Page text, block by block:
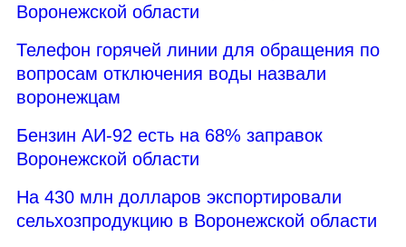
Воронежской области
Телефон горячей линии для обращения по
вопросам отключения воды назвали
воронежцам
Бензин АИ-92 есть на 68% заправок
Воронежской области
На 430 млн долларов экспортировали
сельхозпродукцию в Воронежской области